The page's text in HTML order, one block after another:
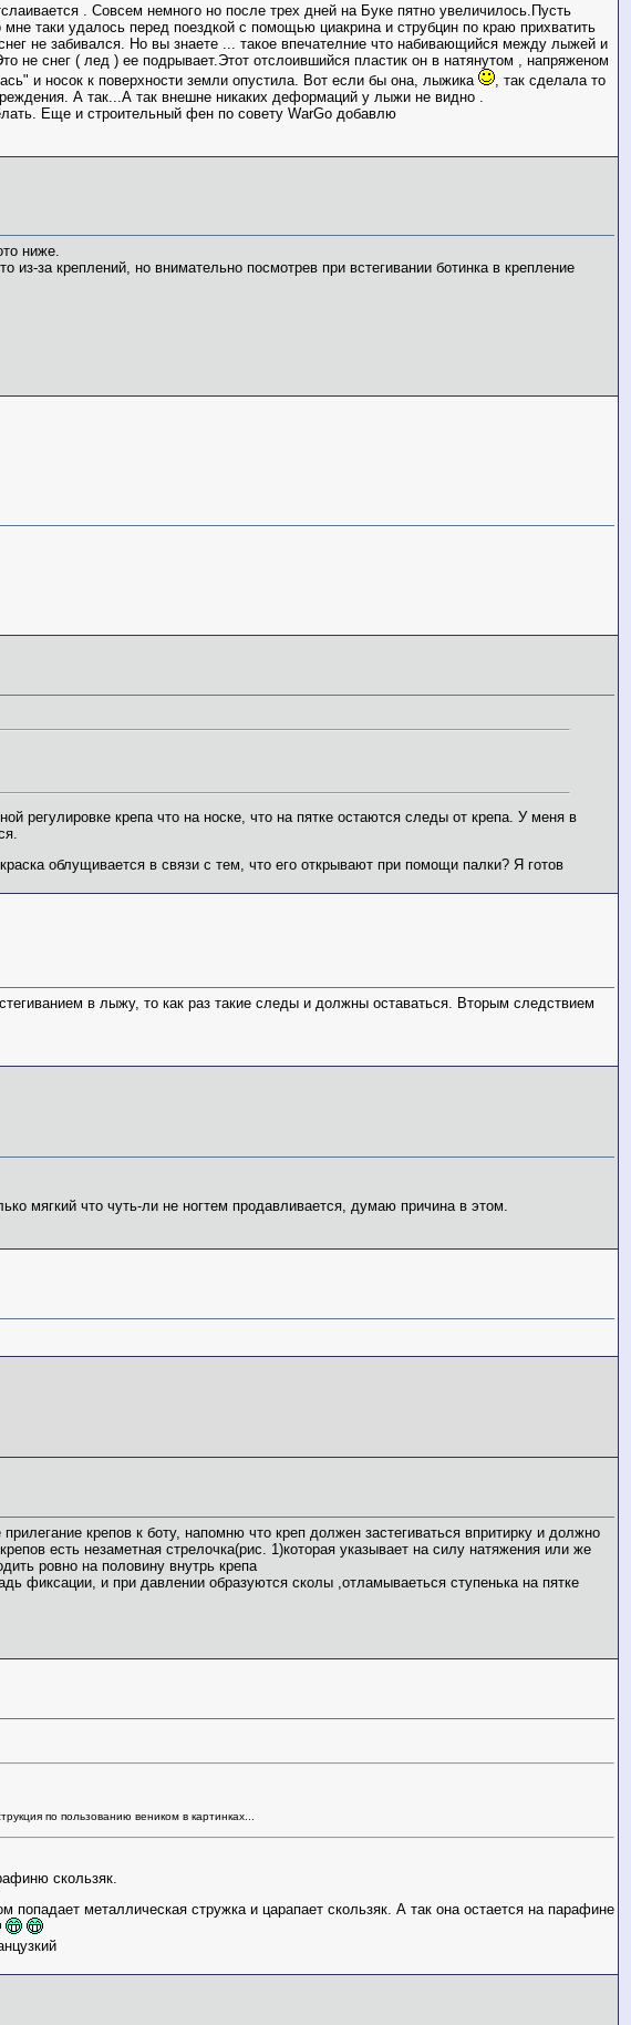
. Совсем немного но после трех дней на Буке пятно увеличилось.Пусть
таки удалось перед поездкой с помощью циакрина и струбцин по краю прихватить
не забивался. Но вы знаете ... такое впечателние что набивающийся между лыжей и
не снег ( лед ) ее подрывает.Этот отслоившийся пластик он в натянутом , напряженом
и носок к поверхности земли опустила. Вот если бы она, лыжика
, так сделала то
А так...А так внешне никаких деформаций у лыжи не видно .
Еще и строительный фен по совету WarGo добавлю
ниже.
за креплений, но внимательно посмотрев при встегивании ботинка в крепление
регулировке крепа что на носке, что на пятке остаются следы от крепа. У меня в
облущивается в связи с тем, что его открывают при помощи палки? Я готов
в лыжу, то как раз такие следы и должны оставаться. Вторым следствием
мягкий что чуть-ли не ногтем продавливается, думаю причина в этом.
крепов к боту, напомню что креп должен застегиваться впритирку и должно
есть незаметная стрелочка(рис. 1)которая указывает на силу натяжения или же
ровно на половину внутрь крепа
фиксации, и при давлении образуются сколы ,отламываеться ступенька на пятке
по пользованию веником в картинках...
скользяк.
металлическая стружка и царапает скользяк. А так она остается на парафине